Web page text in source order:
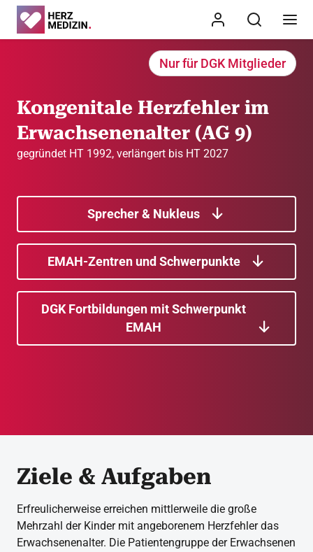
Nur für DGK Mitglieder
Kongenitale Herzfehler im
Erwachsenenalter (AG 9)
gegründet HT 1992, verlängert bis HT 2027
Sprecher & Nukleus
EMAH-Zentren und Schwerpunkte
DGK Fortbildungen mit Schwerpunkt
EMAH
Ziele & Aufgaben
Erfreulicherweise erreichen mittlerweile die große
Mehrzahl der Kinder mit angeborenem Herzfehler das
Erwachsenenalter. Die Patientengruppe der Erwachsenen